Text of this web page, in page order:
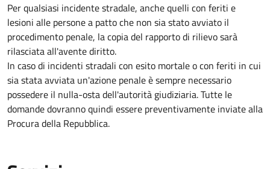
Per qualsiasi incidente stradale, anche quelli con feriti e
lesioni alle persone a patto che non sia stato avviato il
procedimento penale, la copia del rapporto di rilievo sarà
rilasciata all'avente diritto.
In caso di incidenti stradali con esito mortale o con feriti in cui
sia stata avviata un'azione penaleè sempre necessario
possedere il nulla-osta dell'autorità giudiziaria. Tutte le
domande dovranno quindi essere preventivamente inviate alla
Procura della Repubblica.